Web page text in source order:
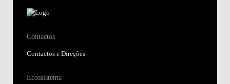
Contactos
Contactos e Direções
Ecossistema